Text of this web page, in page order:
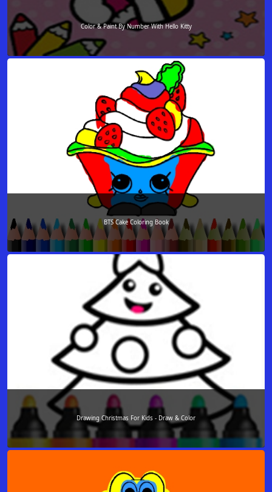
Color & Paint By Number With Hello Kitty
BTS Cake Coloring Book
Drawing Christmas For Kids - Draw & Color